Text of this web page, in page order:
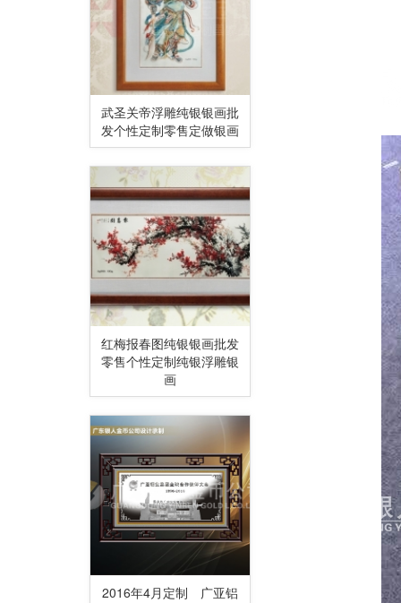
武圣关帝浮雕纯银银画批
发个性定制零售定做银画
红梅报春图纯银银画批发
零售个性定制纯银浮雕银
画
2016年4月定制 广亚铝